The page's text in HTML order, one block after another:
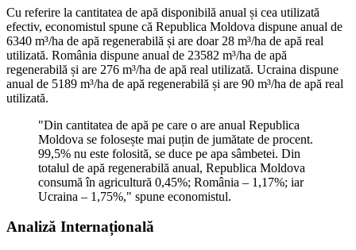
Cu referire la cantitatea de apă disponibilă anual și cea utilizată
efectiv, economistul spune că Republica Moldova dispune anual de
6340 m³/ha de apă regenerabilă și are doar 28 m³/ha de apă real
utilizată. România dispune anual de 23582 m³/ha de apă
regenerabilă și are 276 m³/ha de apă real utilizată. Ucraina dispune
anual de 5189 m³/ha de apă regenerabilă și are 90 m³/ha de apă real
utilizată.
"Din cantitatea de apă pe care o are anual Republica
Moldova se folosește mai puțin de jumătate de procent.
99,5% nu este folosită, se duce pe apa sâmbetei. Din
totalul de apă regenerabilă anual, Republica Moldova
consumă în agricultură 0,45%; România – 1,17%; iar
Ucraina – 1,75%," spune economistul.
Analiză Internațională